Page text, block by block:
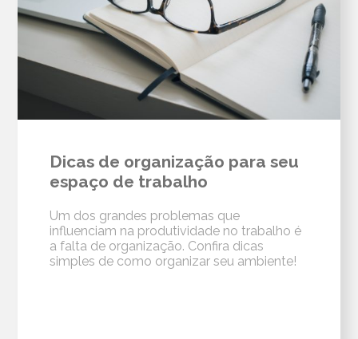
Dicas de organização para seu
espaço de trabalho
Um dos grandes problemas que
influenciam na produtividade no trabalho é
a falta de organização. Confira dicas
simples de como organizar seu ambiente!